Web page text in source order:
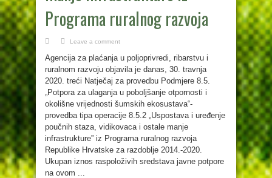
Programa ruralnog razvoja
Leave a comment
Agencija za plaćanja u poljoprivredi, ribarstvu i
ruralnom razvoju objavila je danas, 30. travnja
2020. treći Natječaj za provedbu Podmjere 8.5.
„Potpora za ulaganja u poboljšanje otpornosti i
okolišne vrijednosti šumskih ekosustava“-
provedba tipa operacije 8.5.2 „Uspostava i uređenje
poučnih staza, vidikovaca i ostale manje
infrastrukture” iz Programa ruralnog razvoja
Republike Hrvatske za razdoblje 2014.-2020.
Ukupan iznos raspoloživih sredstava javne potpore
na ovom ...